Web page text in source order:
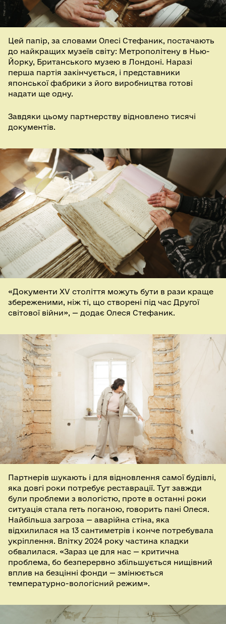
Цей папір, за словами Олесі Стефаник, постачають
до найкращих музеїв світу: Метрополітену в Нью-
Йорку, Британського музею в Лондоні. Наразі
перша партія закінчується, і представники
японської фабрики з його виробництва готові
надати ще одну.
Завдяки цьому партнерству відновлено тисячі
документів.
«Документи XV століття можуть бути в рази краще
збереженими, ніж ті, що створені під час Другої
світової війни», — додає Олеся Стефаник.
Партнерів шукають і для відновлення самої будівлі,
яка довгі роки потребує реставрації. Тут завжди
були проблеми з вологістю, проте в останні роки
ситуація стала геть поганою, говорить пані Олеся.
Найбільша загроза — аварійна стіна, яка
відхилилася на 13 сантиметрів і конче потребувала
укріплення. Влітку 2024 року частина кладки
обвалилася. «Зараз це для нас — критична
проблема, бо безперервно збільшується нищівний
вплив на безцінні фонди — змінюється
температурно-вологісний режим».